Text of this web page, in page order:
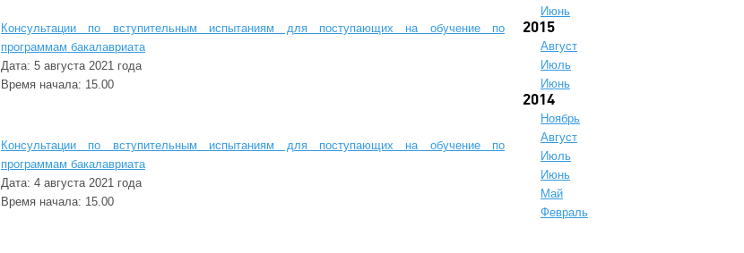
Консультации по вступительным испытаниям для поступающих на обучение по
программам бакалавриата
Дата: 5 августа 2021 года
Время начала: 15.00
Консультации по вступительным испытаниям для поступающих на обучение по
программам бакалавриата
Дата: 4 августа 2021 года
Время начала: 15.00
Июнь
2015
Август
Июль
Июнь
2014
Ноябрь
Август
Июль
Июнь
Май
Февраль